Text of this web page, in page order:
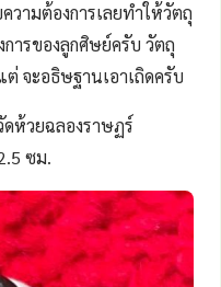
ามต้องการเลยทำให้วัตถุ
ารของลูกศิษย์ครับ วัตถุ
จะอธิษฐานเอาเถิดครับ
ห้วยฉลองราษฏร์
ซม.